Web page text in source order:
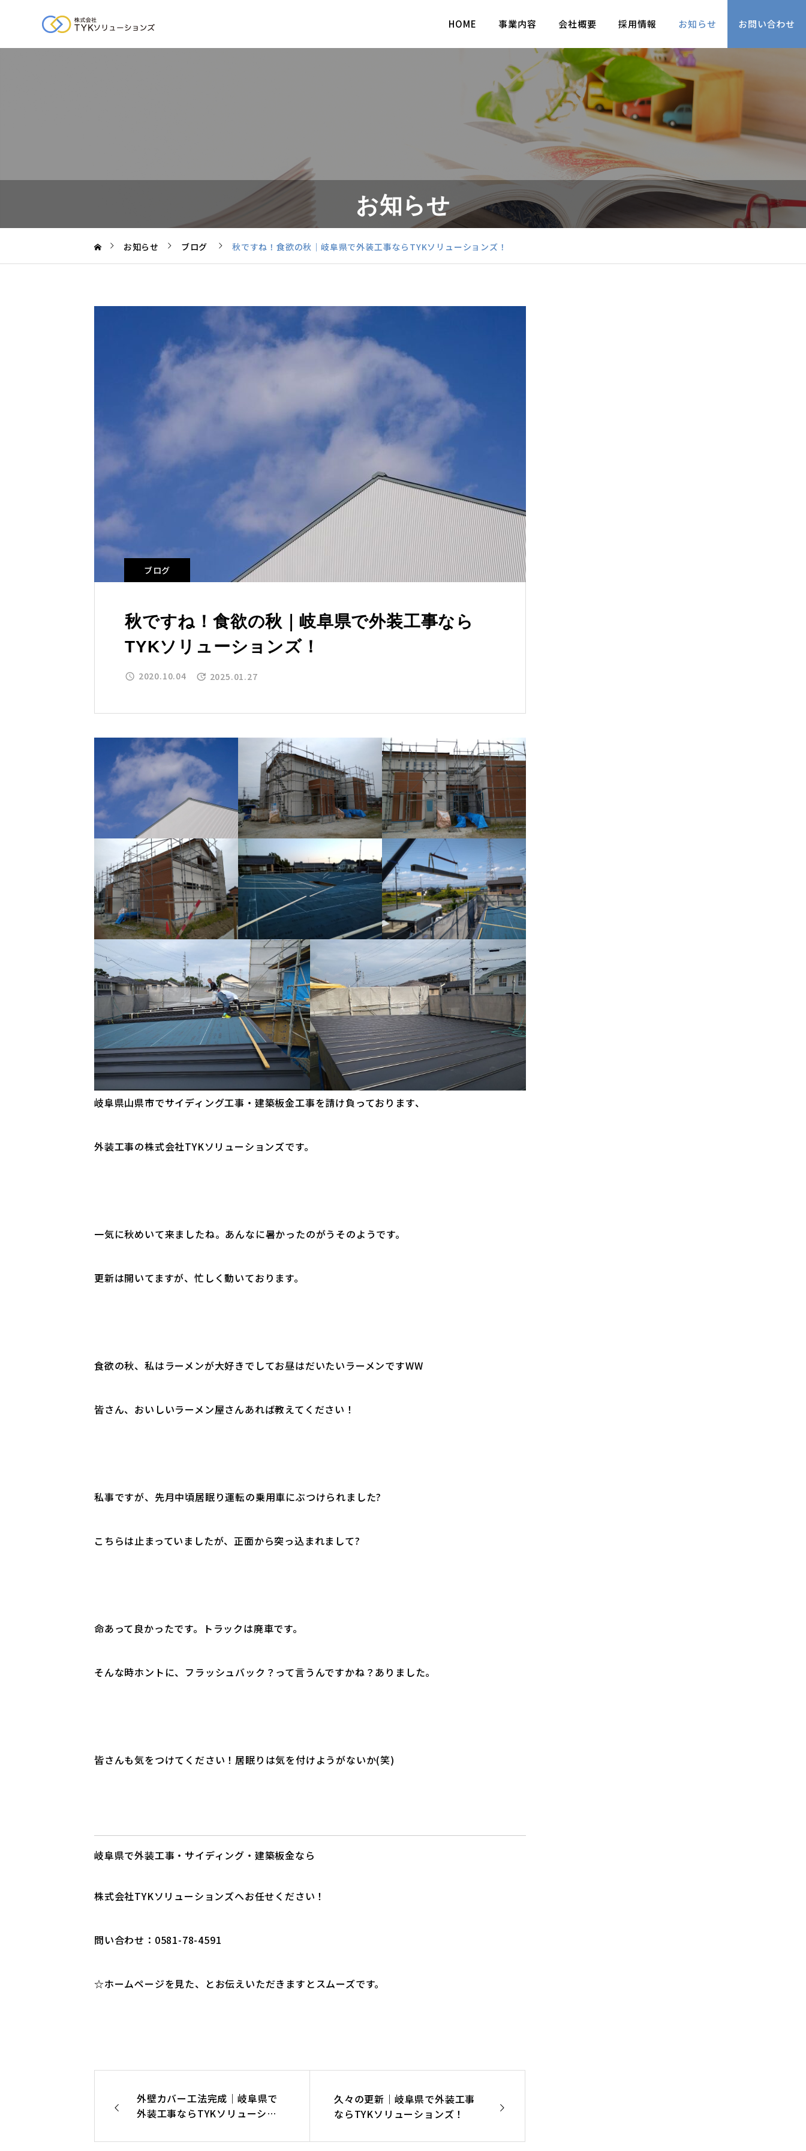
HOME 事業内容 会社概要 採用情報 お知らせ お問い合わせ
お知らせ
お知らせ ブログ 秋ですね！食欲の秋｜岐阜県で外装工事ならTYKソリューションズ！
ブログ
秋ですね！食欲の秋｜岐阜県で外装工事なら
TYKソリューションズ！
2020.10.04 2025.01.27
岐阜県山県市でサイディング工事・建築板金工事を請け負っております、
外装工事の株式会社TYKソリューションズです。
一気に秋めいて来ましたね。あんなに暑かったのがうそのようです。
更新は開いてますが、忙しく動いております。
食欲の秋、私はラーメンが大好きでしてお昼はだいたいラーメンですWW
皆さん、おいしいラーメン屋さんあれば教えてください！
私事ですが、先月中頃居眠り運転の乗用車にぶつけられました?
こちらは止まっていましたが、正面から突っ込まれまして?
命あって良かったです。トラックは廃車です。
そんな時ホントに、フラッシュバック？って言うんですかね？ありました。
皆さんも気をつけてください！居眠りは気を付けようがないか(笑)
岐阜県で外装工事・サイディング・建築板金なら
株式会社TYKソリューションズへお任せください！
問い合わせ：0581-78-4591
☆ホームページを見た、とお伝えいただきますとスムーズです。
外壁カバー工法完成｜岐阜県で
外装工事ならTYKソリューショ
久々の更新｜岐阜県で外装工事
ならTYKソリューションズ！